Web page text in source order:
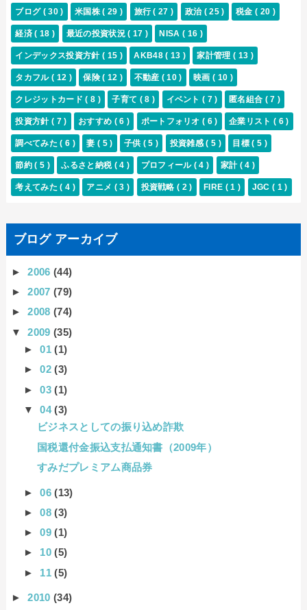
ブログ ( 30 ) 米国株( 29 ) 旅行( 27 ) 政治 ( 25 ) 税金 ( 20 )
経済( 18 ) 最近の投資状況( 17 ) NISA( 16 )
インデックス投資方針 ( 15 ) AKB48( 13 ) 家計管理( 13 )
タカフル( 12 ) 保険( 12 ) 不動産 ( 10 ) 映画( 10 )
クレジットカード( 8 ) 子育て ( 8 ) イベント( 7 ) 匿名組合 ( 7 )
投資方針( 7 ) おすすめ ( 6 ) ポートフォリオ( 6 ) 企業リスト ( 6 )
調べてみた( 6 ) 妻 ( 5 ) 子供 ( 5 ) 投資雑感( 5 ) 目標( 5 )
節約( 5 ) ふるさと納税 ( 4 ) プロフィール ( 4 ) 家計 ( 4 )
考えてみた( 4 ) アニメ ( 3 ) 投資戦略( 2 ) FIRE ( 1 ) JGC ( 1 )
ブログ アーカイブ
►2006(44)
►2007(79)
►2008(74)
▼2009(35)
►01(1)
►02(3)
►03(1)
▼04(3)
ビジネスとしての振り込め詐欺
国税還付金振込支払通知書（2009年）
すみだプレミアム商品券
►06(13)
►08(3)
►09(1)
► 10(5)
► 11(5)
►2010(34)